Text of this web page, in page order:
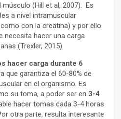
(Hill et al, 2007). Es
a nivel intramuscular
con la creatina) y por ello
necesita hacer una carga
(Trexler, 2015).
hacer carga durante 6
que garantiza el 60-80% de
en el organismo. Es
su toma, a poder ser en 3-4
hacer tomas cada 3-4 horas
otra parte, resulta interesante